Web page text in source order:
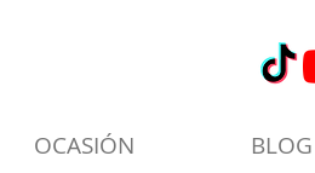
OCASIÓN BLOG